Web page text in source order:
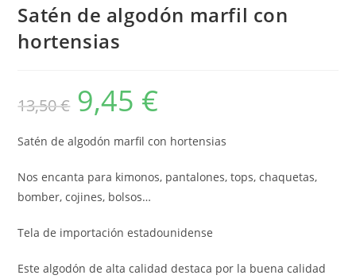
Satén de algodón marfil con
hortensias
13,50€
El
precio
original
13,50 €.
9,45 €
9,45 €.
Satén de algodón marfil con hortensias
Nos encanta para kimonos, pantalones, tops, chaquetas,
bomber, cojines, bolsos…
Tela de importación estadounidense
Este algodón de alta calidad destaca por la buena calidad